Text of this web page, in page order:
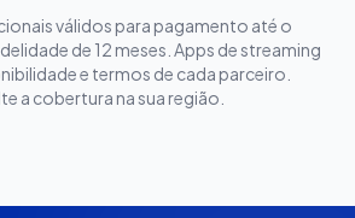
válidos para pagamento até o
de 12 meses. Apps de streaming
e termos de cada parceiro.
a cobertura na sua região.